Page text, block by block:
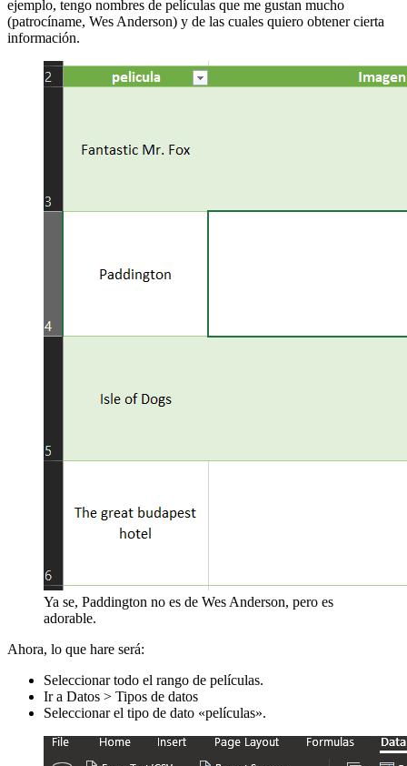
ejemplo, tengo nombres de películas que me gustan mucho
(patrocíname, Wes Anderson) y de las cuales quiero obtener cierta
información.
Ya se, Paddington no es de Wes Anderson, pero es
adorable.
Ahora, lo que hare será:
Seleccionar todo el rango de películas.
Ir a Datos > Tipos de datos
Seleccionar el tipo de dato «películas».